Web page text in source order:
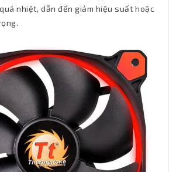
nhiệt, dẫn đến giảm hiệu suất hoặc